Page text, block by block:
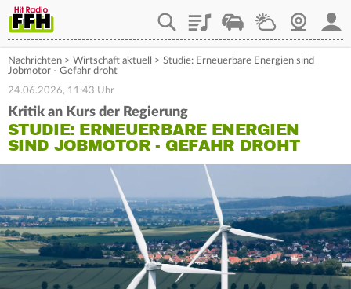
PlaylistStaupilotWetterWebcam
Nachrichten > Wirtschaft aktuell > Studie: Erneuerbare Energien sind
Jobmotor - Gefahr droht
24.06.2026, 11:43 Uhr
Kritik an Kurs der Regierung
STUDIE: ERNEUERBARE ENERGIEN
SIND JOBMOTOR - GEFAHR DROHT